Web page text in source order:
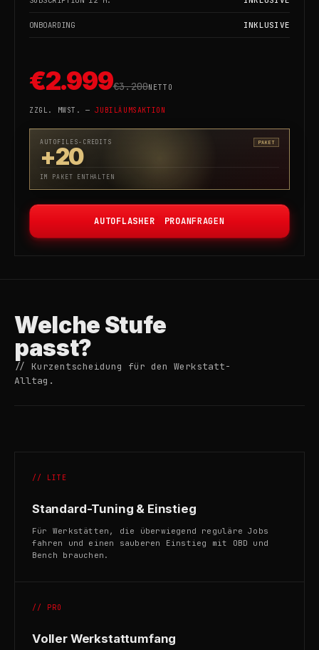
ONBOARDING INKLUSIVE
€2.999€3.200NETTO
ZZGL. MWST. —JUBILÄUMSAKTION
AUTOFILES-CREDITS PAKET
+20
IM PAKET ENTHALTEN
AUTOFLASHER PROANFRAGEN
Welche Stufe
passt?
// Kurzentscheidung für den Werkstatt-
Alltag.
// LITE
Standard-Tuning & Einstieg
Für Werkstätten, die überwiegend reguläre Jobs
fahren und einen sauberen Einstieg mit OBD und
Bench brauchen.
// PRO
Voller Werkstattumfang